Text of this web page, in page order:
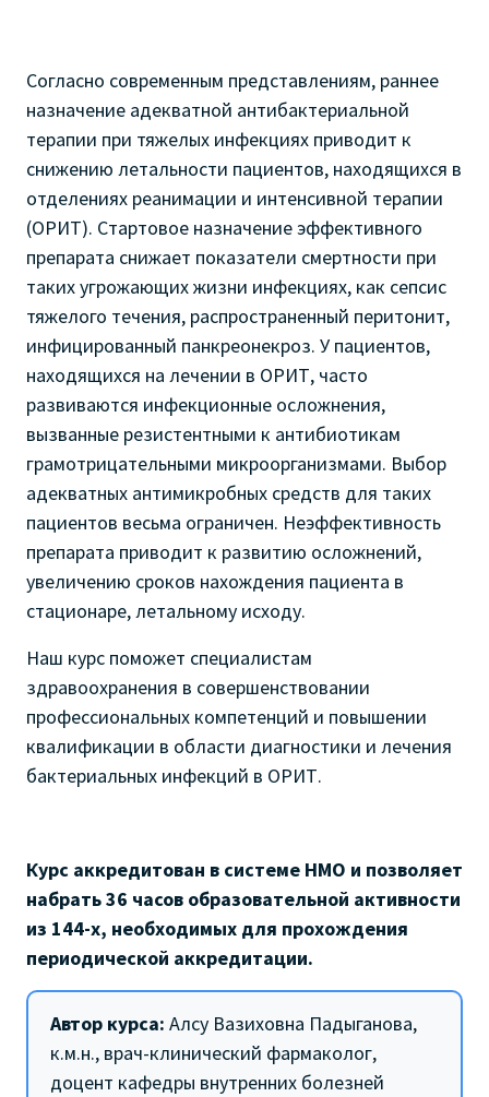
Согласно современным представлениям, раннее
назначение адекватной антибактериальной
терапии при тяжелых инфекциях приводит к
снижению летальности пациентов, находящихся в
отделениях реанимации и интенсивной терапии
(ОРИТ). Стартовое назначение эффективного
препарата снижает показатели смертности при
таких угрожающих жизни инфекциях, как сепсис
тяжелого течения, распространенный перитонит,
инфицированный панкреонекроз. У пациентов,
находящихся на лечении в ОРИТ, часто
развиваются инфекционные осложнения,
вызванные резистентными к антибиотикам
грамотрицательными микроорганизмами. Выбор
адекватных антимикробных средств для таких
пациентов весьма ограничен. Неэффективность
препарата приводит к развитию осложнений,
увеличению сроков нахождения пациента в
стационаре, летальному исходу.
Наш курс поможет специалистам
здравоохранения в совершенствовании
профессиональных компетенций и повышении
квалификации в области диагностики и лечения
бактериальных инфекций в ОРИТ.
Курс аккредитован в системе НМО и позволяет
набрать 36 часов образовательной активности
из 144-х, необходимых для прохождения
периодической аккредитации.
Автор курса: Алсу Вазиховна Падыганова,
к.м.н., врач-клинический фармаколог,
доцент кафедры внутренних болезней